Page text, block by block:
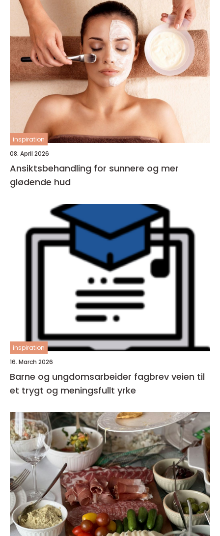
inspiration
08. April 2026
Ansiktsbehandling for sunnere og mer
glødende hud
inspiration
16. March 2026
Barne og ungdomsarbeider fagbrev veien til
et trygt og meningsfullt yrke